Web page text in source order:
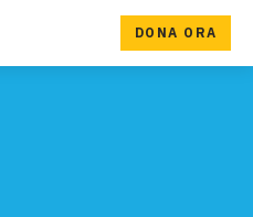
DONA ORA